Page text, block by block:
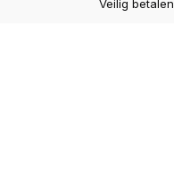
Veilig betalen